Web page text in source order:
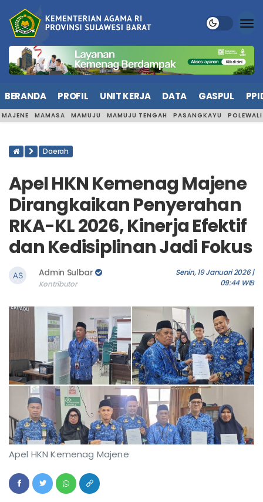
BERANDA PROFIL UNIT KERJA DATA GASPUL
MAJENE MAMASA MAMUJU MAMUJU TENGAH PASANGKAYU
Daerah
Apel HKN Kemenag Majene
Dirangkaikan Penyerahan
RKA-KL 2026, Kinerja Efektif
dan Kedisiplinan Jadi Fokus
Admin Sulbar
Kontributor
Senin, 19 Januari 2026 |
09:44 WIB
Apel HKN Kemenag Majene